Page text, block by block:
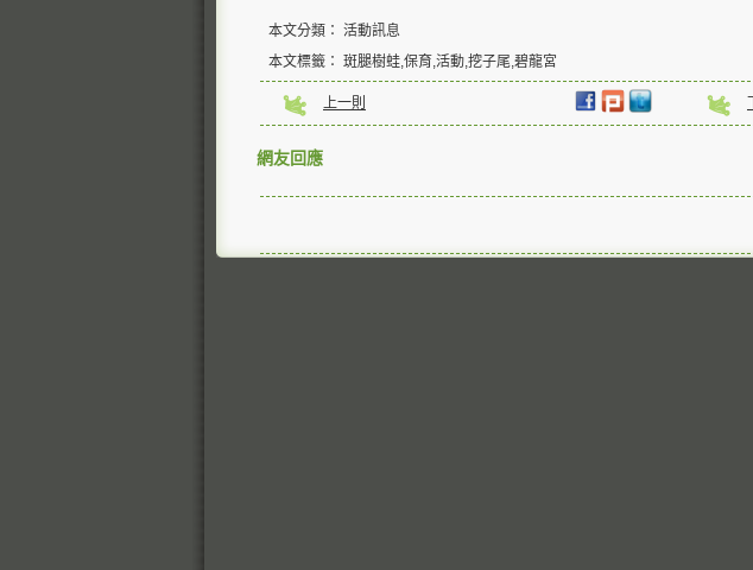
本文分類： 活動訊息
本文標籤： 斑腿樹蛙,保育,活動,挖子尾,碧龍宮
上一則
網友回應